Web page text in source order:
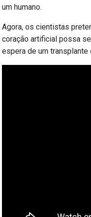
um humano.
Agora, os cientistas
coração artificial possa
espera de um transplante